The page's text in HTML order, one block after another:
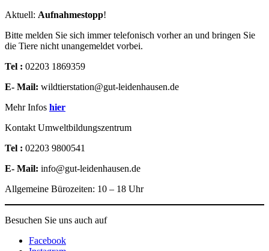
Aktuell: Aufnahmestopp!
Bitte melden Sie sich immer telefonisch vorher an und bringen Sie
die Tiere nicht unangemeldet vorbei.
Tel : 02203 1869359
E- Mail: wildtierstation@gut-leidenhausen.de
Mehr Infos hier
Kontakt Umweltbildungszentrum
Tel : 02203 9800541
E- Mail: info@gut-leidenhausen.de
Allgemeine Bürozeiten: 10 – 18 Uhr
Besuchen Sie uns auch auf
Facebook